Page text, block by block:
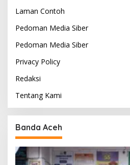
Laman Contoh
Pedoman Media Siber
Pedoman Media Siber
Privacy Policy
Redaksi
Tentang Kami
Banda Aceh